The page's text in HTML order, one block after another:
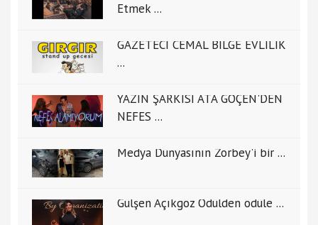
Etmek ...
GAZETECİ CEMAL BİLGE EVLİLİK
...
YAZIN ŞARKISI ATA GÖÇEN'DEN
NEFES ...
Medya Dünyasının Zorbey'i bir ...
Gülşen Açıkgöz Ödülden ödüle ...